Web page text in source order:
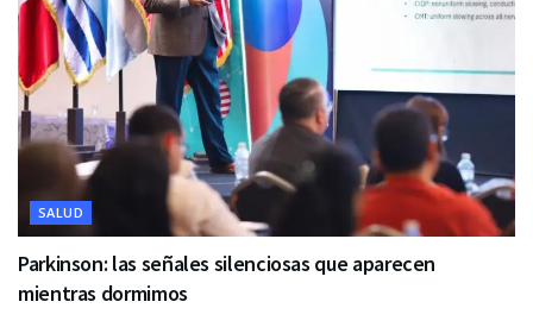
SALUD
Parkinson: las señales silenciosas que aparecen
mientras dormimos